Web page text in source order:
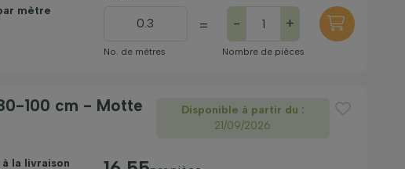
mètre
No. de mètres
= - +
Nombre de pièces
100 cm - Motte
Disponible à partir du :
21/09/2026
la livraison